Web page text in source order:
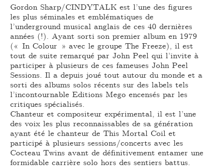
Gordon Sharp/CINDYTALK est l’une des figures
les plus séminales et emblématiques de
l’underground musical anglais de ces 40 dernières
années (!). Ayant sorti son premier album en 1979
(« In Colour » avec le groupe The Freeze), il est
tout de suite remarqué par John Peel qui l’invite à
participer à plusieurs de ces fameuses John Peel
Sessions. Il a depuis joué tout autour du monde et a
sorti des albums solos récents sur des labels tels
l’incontournable Editions Mego encensés par les
critiques spécialisés.
Chanteur et compositeur expérimental, il est l’une
des voix les plus reconnaissables de sa génération
ayant été le chanteur de This Mortal Coil et
participé à plusieurs sessions/concerts avec les
Cocteau Twins avant de définitivement entamer une
formidable carrière solo hors des sentiers battus.